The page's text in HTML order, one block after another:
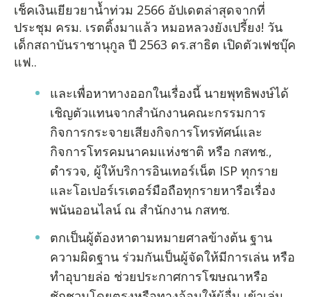
เช็คเงินเยียวยาน้ำท่วม 2566 อัปเดตล่าสุดจากที่
ประชุม ครม. เรตติ้งมาแล้ว หมอหลวงยังเปรี้ยง! วัน
เด็กสถาบันราชานุกูล ปี 2563 ดร.สาธิต เปิดตัวเฟชบุ๊ค
แฟ..
และเพื่อหาทางออกในเรื่องนี้ นายพุทธิพงษ์ได้
เชิญตัวแทนจากสำนักงานคณะกรรมการ
กิจการกระจายเสียงกิจการโทรทัศน์และ
กิจการโทรคมนาคมแห่งชาติ หรือ กสทช.,
ตำรวจ, ผู้ให้บริการอินเทอร์เน็ต ISP ทุกราย
และโอเปอร์เรเตอร์มือถือทุกรายหารือเรื่อง
พนันออนไลน์ ณ สำนักงาน กสทช.
ตกเป็นผู้ต้องหาตามหมายศาลข้างต้น ฐาน
ความผิดฐาน ร่วมกันเป็นผู้จัดให้มีการเล่น หรือ
ทำอุบายล่อ ช่วยประกาศการโฆษณาหรือ